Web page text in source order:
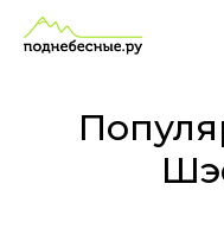
Туры
Шэфшауен
(Марокко)